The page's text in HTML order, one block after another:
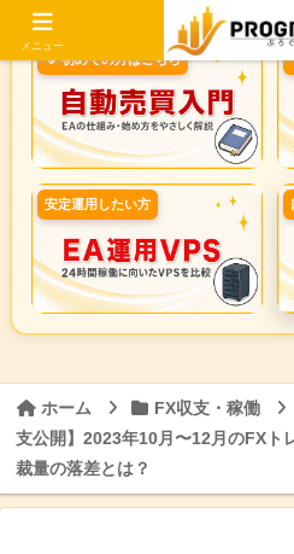
🔰 初めての方はこちら
安定運用したい方
ホーム FX収支・稼働
支公開】2023年10月〜12月のFXト
裁量の落差とは？
メニュー